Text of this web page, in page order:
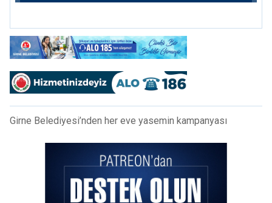
Girne Belediyesi’nden her eve yasemin kampanyası